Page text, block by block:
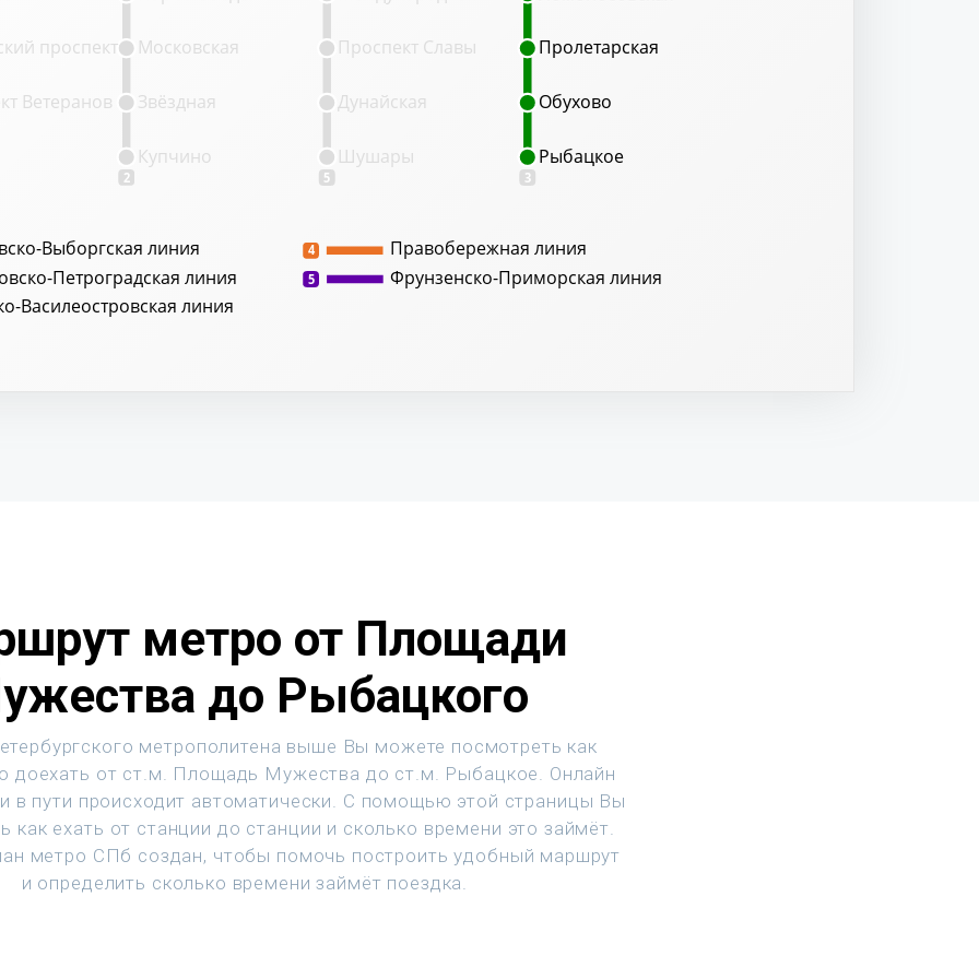
Выборгская линия
Петроградская линия
Василеостровская линия
Правобережная линия
4
Фрунзенско-Приморская линия
5
2 5 3
Ветеранов
проспект
Купчино
Звёздная
Московская
Рыбацкое
Обухово
Пролетарская
Проспект Славы
Дунайская
Шушары Рыбацкое
Обухово
Пролетарская
метро от Площади
до Рыбацкого
метрополитена выше Вы можете посмотреть как
доехать от ст.м. Площадь Мужества до ст.м. Рыбацкое. Онлайн
в пути происходит автоматически. С помощью этой страницы Вы
как ехать от станции до станции и сколько времени это займёт.
метро СПб создан, чтобы помочь построить удобный маршрут
и определить сколько времени займёт поездка.